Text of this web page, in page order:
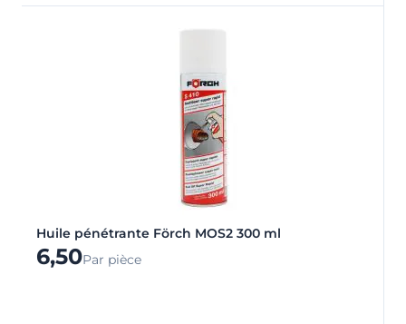
Huile pénétrante Förch MOS2 300 ml
6,50Par pièce